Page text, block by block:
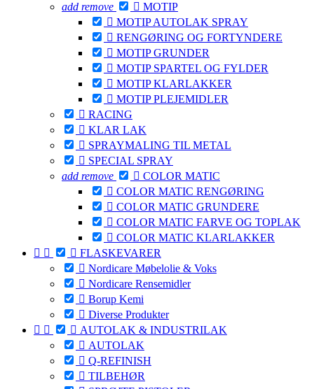
add remove  MOTIP
 MOTIP AUTOLAK SPRAY
 RENGØRING OG FORTYNDERE
 MOTIP GRUNDER
 MOTIP SPARTEL OG FYLDER
 MOTIP KLARLAKKER
 MOTIP PLEJEMIDLER
 RACING
 KLAR LAK
 SPRAYMALING TIL METAL
 SPECIAL SPRAY
add remove  COLOR MATIC
 COLOR MATIC RENGØRING
 COLOR MATIC GRUNDERE
 COLOR MATIC FARVE OG TOPLAK
 COLOR MATIC KLARLAKKER
   FLASKEVARER
 Nordicare Møbelolie & Voks
 Nordicare Rensemidler
 Borup Kemi
 Diverse Produkter
   AUTOLAK & INDUSTRILAK
 AUTOLAK
 Q-REFINISH
 TILBEHØR